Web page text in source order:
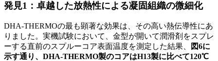
発見1：卓越した放熱性による凝固組織の微細化
DHA-THERMOの最も顕著な効果は、その高い熱伝導性にあ
りました。実機試験において、金型が開いて潤滑剤をスプレ
ーする直前のスプルーコア表面温度を測定した結果、
図6に
示す通り、DHA-THERMO製のコアはH13製に比べて120℃